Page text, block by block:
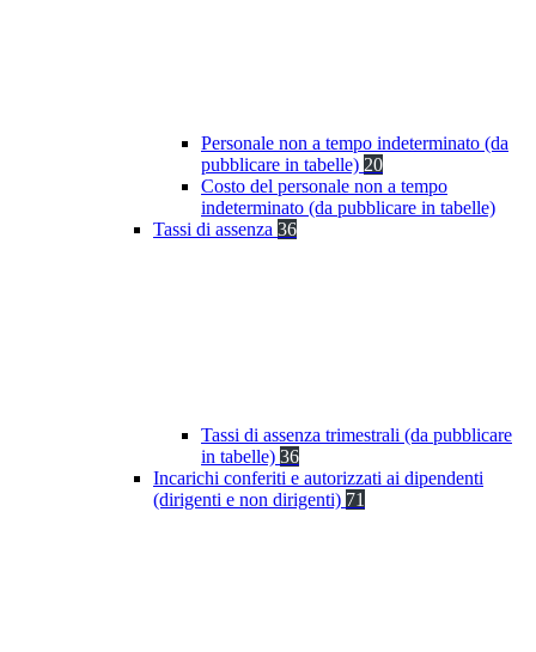
Personale non a tempo indeterminato (da
pubblicare in tabelle) 20
Costo del personale non a tempo
indeterminato (da pubblicare in tabelle)
Tassi di assenza 36
Tassi di assenza trimestrali (da pubblicare
in tabelle) 36
Incarichi conferiti e autorizzati ai dipendenti
(dirigenti e non dirigenti) 71